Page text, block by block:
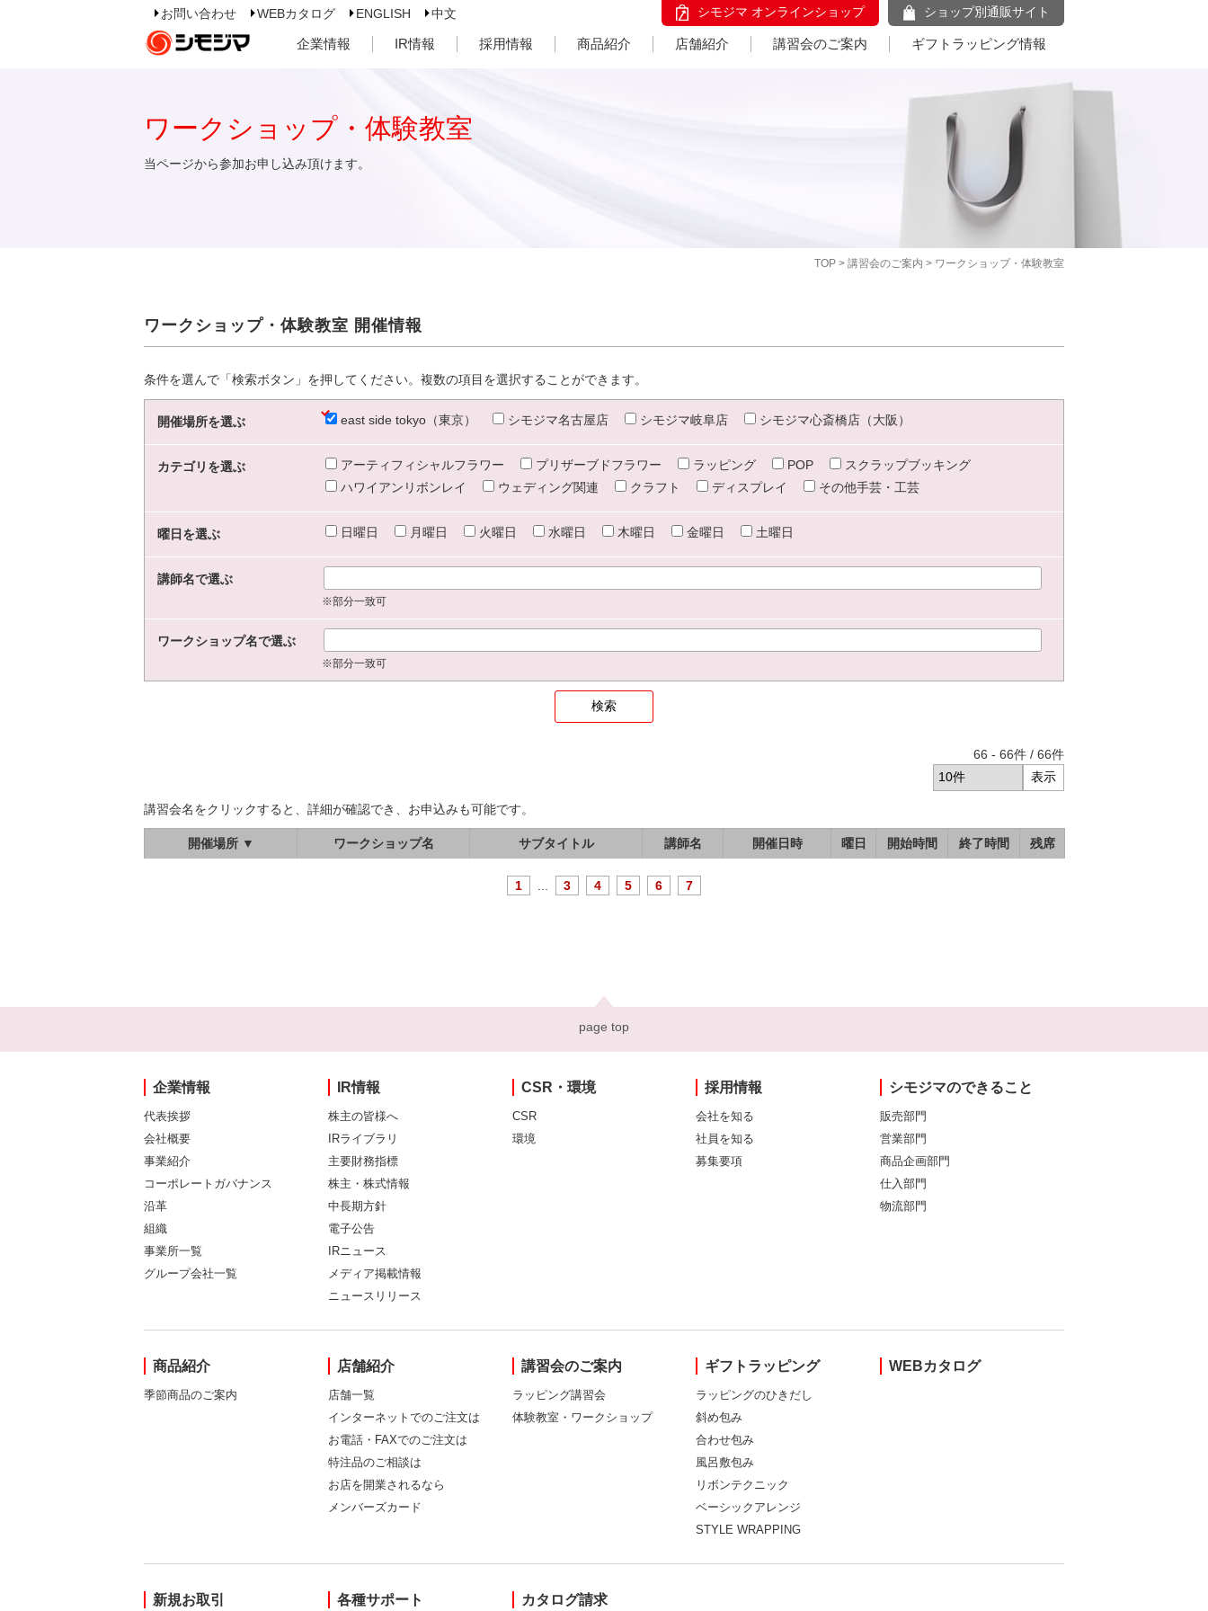
お問い合わせ WEBカタログ ENGLISH 中文 シモジマ オンラインショップ ショップ別通販サイト
企業情報 IR情報 採用情報 商品紹介 店舗紹介 講習会のご案内 ギフトラッピング情報
TOP > 講習会のご案内 > ワークショップ・体験教室
ワークショップ・体験教室
当ページから参加お申し込み頂けます。
ワークショップ・体験教室 開催情報
条件を選んで「検索ボタン」を押してください。複数の項目を選択することができます。
開催場所を選ぶ east side tokyo（東京） シモジマ名古屋店 シモジマ岐阜店 シモジマ心斎橋店（大阪）
カテゴリを選ぶ アーティフィシャルフラワー プリザーブドフラワー ラッピング POP
スクラップブッキング
ハワイアンリボンレイ
ウェディング関連 クラフト ディスプレイ その他手芸・工芸
曜日を選ぶ 日曜日 月曜日 火曜日 水曜日 木曜日 金曜日 土曜日
講師名で選ぶ
※部分一致可
ワークショップ名で選ぶ
※部分一致可
66 - 66件 / 66件
講習会名をクリックすると、詳細が確認でき、お申込みも可能です。
開催場所 ▼ ワークショップ名 サブタイトル 講師名 開催日時 曜日 開始時間 終了時間 残席
1 3 4 5 6 7
page top
企業情報
代表挨拶
会社概要
事業紹介
コーポレートガバナンス
沿革
組織
事業所一覧
グループ会社一覧
IR情報
株主の皆様へ
IRライブラリ
主要財務指標
株主・株式情報
中長期方針
電子公告
IRニュース
メディア掲載情報
ニュースリリース
CSR・環境
CSR
環境
採用情報
会社を知る
社員を知る
募集要項
シモジマのできること
販売部門
営業部門
商品企画部門
仕入部門
物流部門
商品紹介
季節商品のご案内
店舗紹介
店舗一覧
インターネットでのご注文は
お電話・FAXでのご注文は
特注品のご相談は
お店を開業されるなら
メンバーズカード
講習会のご案内
ラッピング講習会
体験教室・ワークショップ
ギフトラッピング
ラッピングのひきだし
斜め包み
合わせ包み
風呂敷包み
リボンテクニック
ベーシックアレンジ
STYLE WRAPPING
WEBカタログ
新規お取引 各種サポート カタログ請求